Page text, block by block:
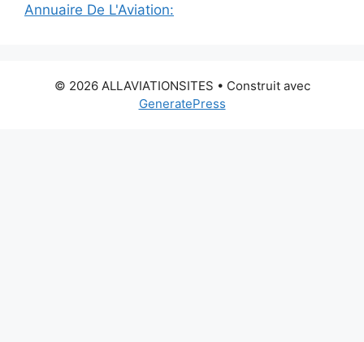
Annuaire De L'Aviation:
© 2026 ALLAVIATIONSITES • Construit avec
GeneratePress